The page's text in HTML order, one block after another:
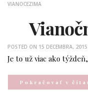
VIANOCEZIMA
POSTED ON 15 DECEMBRA, 2015
Je to už viac ako
Pokračovať v